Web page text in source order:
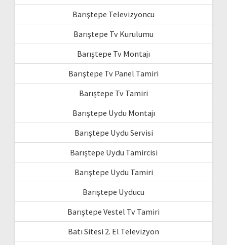
Barıştepe Televizyoncu
Barıştepe Tv Kurulumu
Barıştepe Tv Montajı
Barıştepe Tv Panel Tamiri
Barıştepe Tv Tamiri
Barıştepe Uydu Montajı
Barıştepe Uydu Servisi
Barıştepe Uydu Tamircisi
Barıştepe Uydu Tamiri
Barıştepe Uyducu
Barıştepe Vestel Tv Tamiri
Batı Sitesi 2. El Televizyon